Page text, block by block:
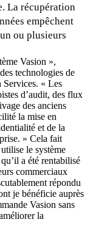
La récupération
empêchent
ou plusieurs
Vasion »,
technologies de
« Les
d’audit, des flux
des anciens
la mise en
et de la
» Cela fait
le système
a été rentabilisé
commerciaux
répondu
je bénéficie auprès
Vasion sans
la